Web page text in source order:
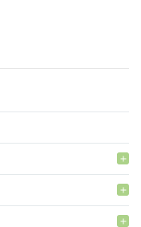
add
add
add